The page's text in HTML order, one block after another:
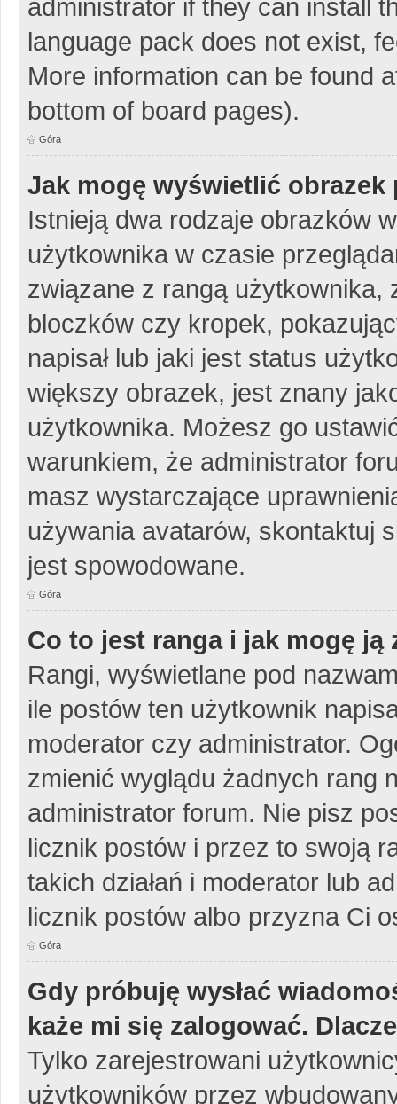
administrator if they can install
language pack does not exist,
More information can be found
bottom of board pages).
Góra
Jak mogę wyświetlić
Istnieją dwa rodzaje obrazków
użytkownika w czasie
związane z rangą użytkownika,
bloczków czy kropek,
napisał lub jaki jest status
większy obrazek, jest znany
użytkownika. Możesz go
warunkiem, że administrator
masz wystarczające
używania avatarów, skontaktuj
jest spowodowane.
Góra
Co to jest ranga i jak mogę ją
Rangi, wyświetlane pod
ile postów ten użytkownik
moderator czy administrator.
zmienić wyglądu żadnych rang
administrator forum. Nie pisz
licznik postów i przez to swoją
takich działań i moderator lub
licznik postów albo przyzna Ci
Góra
Gdy próbuję wysłać
każe mi się zalogować.
Tylko zarejestrowani
użytkowników przez